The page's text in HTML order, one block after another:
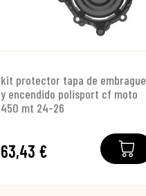
kit protector tapa de embrague
y encendido polisport cf moto
450 mt 24-26
63,43 €